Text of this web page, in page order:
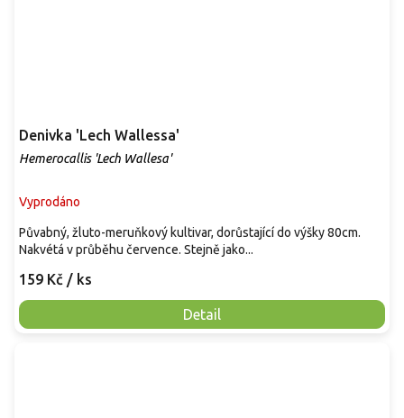
Denivka 'Lech Wallessa'
Hemerocallis 'Lech Wallesa'
Vyprodáno
159 Kč / ks
Detail
Půvabný, žluto-meruňkový kultivar, dorůstající do výšky 80cm.
Nakvétá v průběhu července. Stejně jako...